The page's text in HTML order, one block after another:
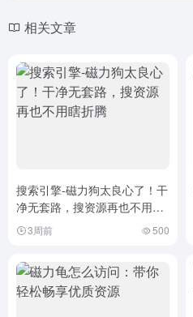
相关文章
搜索引擎-磁力狗太良心了！干
净无套路，搜资源再也不用瞎
折腾3周前 500